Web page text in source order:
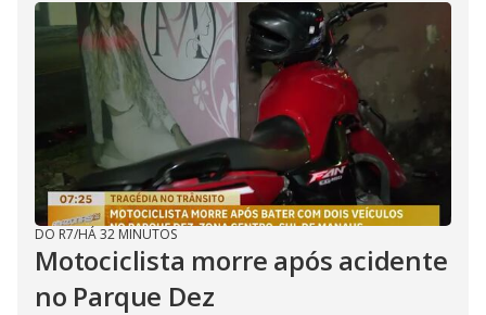
DO R7/HÁ 32 MINUTOS
Motociclista morre após acidente
no Parque Dez